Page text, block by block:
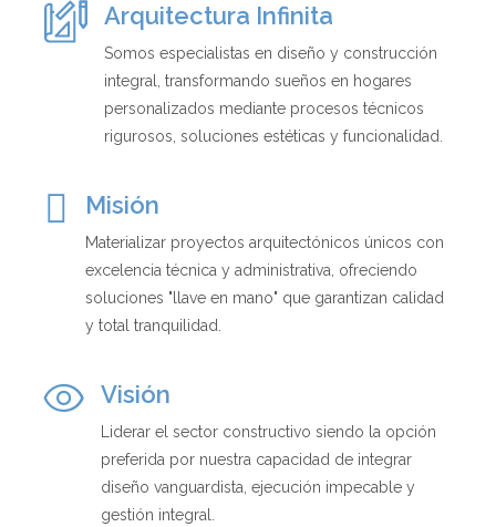
Arquitectura Infinita
Somos especialistas en diseño y construcción
integral, transformando sueños en hogares
personalizados mediante procesos técnicos
rigurosos, soluciones estéticas y funcionalidad.
Misión
Materializar proyectos arquitectónicos únicos con
excelencia técnica y administrativa, ofreciendo
soluciones "llave en mano" que garantizan calidad
y total tranquilidad.
Visión
Liderar el sector constructivo siendo la opción
preferida por nuestra capacidad de integrar
diseño vanguardista, ejecución impecable y
gestión integral.